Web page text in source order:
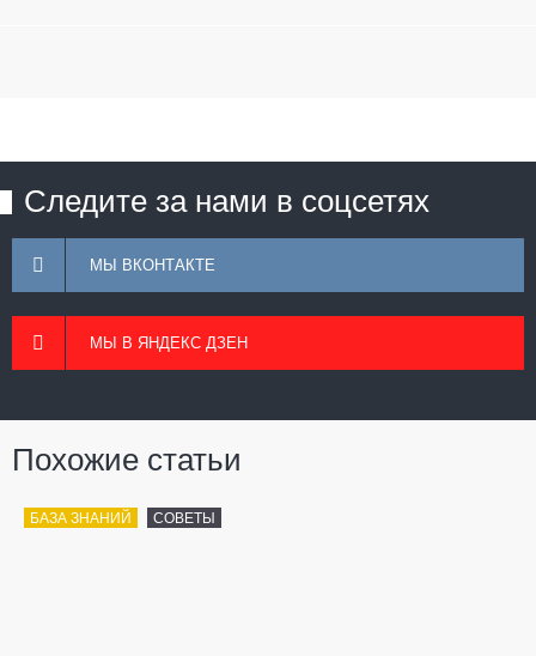
Следите за нами в соцсетях
МЫ ВКОНТАКТЕ
МЫ В ЯНДЕКС ДЗЕН
Похожие статьи
БАЗА ЗНАНИЙ СОВЕТЫ